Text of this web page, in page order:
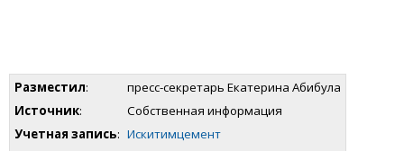
Разместил:
пресс-секретарь Екатерина Абибула
Источник:
Собственная информация
Учетная запись: Искитимцемент